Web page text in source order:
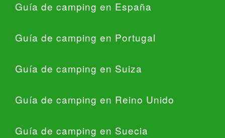
Guía de camping en España
Guía de camping en Portugal
Guía de camping en Suiza
Guía de camping en Reino Unido
Guía de camping en Suecia